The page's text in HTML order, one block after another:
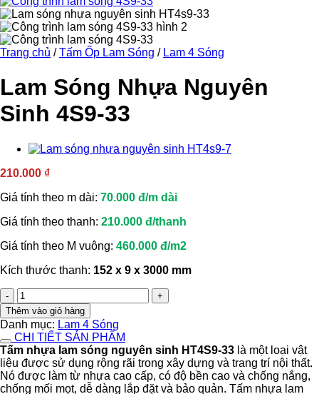
Trang chủ / Tấm Ốp Lam Sóng / Lam 4 Sóng
Lam Sóng Nhựa Nguyên
Sinh 4S9-33
210.000 ₫
Giá tính theo m dài: 70.000 đ/m dài
Giá tính theo thanh: 210.000 đ/thanh
Giá tính theo M vuông: 460.000 đ/m2
Kích thước thanh: 152 x 9 x 3000 mm
Lam
Sóng
Nhựa
Nguyên
Sinh
4S9-
33
số
Thêm vào giỏ hàng
Danh mục: Lam 4 Sóng
CHI TIẾT SẢN PHẨM
Tấm nhựa lam sóng nguyên sinh HT4S9-33 là một loại vật
liệu được sử dụng rộng rãi trong xây dựng và trang trí nội thất.
Nó được làm từ nhựa cao cấp, có độ bền cao và chống nắng,
chống mối mọt, dễ dàng lắp đặt và bảo quản. Tấm nhựa lam